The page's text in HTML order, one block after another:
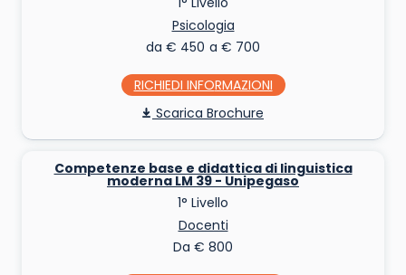
Psicologia
da € 450 a € 700
RICHIEDI INFO
Scarica Brochure
Competenze base e didattica di linguistica
moderna LM 39 - Unipegaso
1° Livello
Docenti
Da € 800